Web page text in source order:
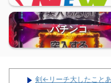
パチンコ
剣←リーチ大したこと